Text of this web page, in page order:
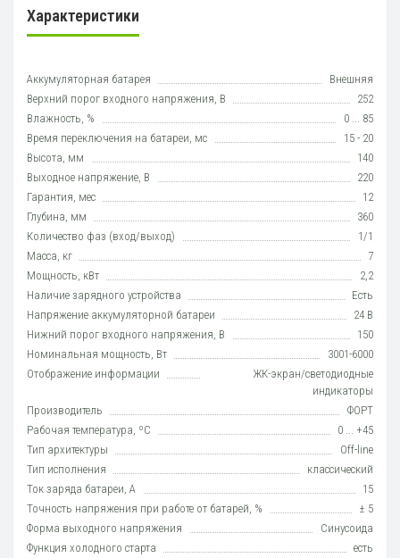
Характеристики
Аккумуляторная батарея
Внешняя
Верхний порог входного напряжения, В
252
Влажность, %
0 ... 85
Время переключения на батареи, мс
15 - 20
Высота, мм
140
Выходное напряжение, В
220
Гарантия, мес
12
Глубина, мм
360
Количество фаз (вход/выход)
1/1
Масса, кг
7
Мощность, кВт
2,2
Наличие зарядного устройства
Есть
Напряжение аккумуляторной батареи
24 В
Нижний порог входного напряжения, В
150
Номинальная мощность, Вт
3001-6000
Отображение информации
ЖК-экран/светодиодные
индикаторы
Производитель
ФОРТ
Рабочая температура, ºC
0 ... +45
Тип архитектуры
Off-line
Тип исполнения
класcический
Ток заряда батареи, А
15
Точность напряжения при работе от батарей, %
± 5
Форма выходного напряжения
Синусоида
Функция холодного старта
есть